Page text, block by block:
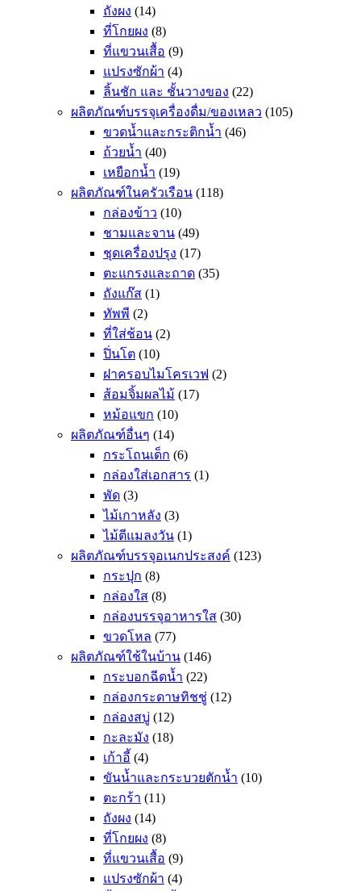
ถังผง (14)
ที่โกยผง (8)
ที่แขวนเสื้อ (9)
แปรงซักผ้า (4)
ลิ้นชัก และ ชั้นวางของ (22)
ผลิตภัณฑ์บรรจุเครื่องดื่ม/ของเหลว (105)
ขวดน้ำและกระติกน้ำ (46)
ถ้วยน้ำ (40)
เหยือกน้ำ (19)
ผลิตภัณฑ์ในครัวเรือน (118)
กล่องข้าว (10)
ชามและจาน (49)
ชุดเครื่องปรุง (17)
ตะแกรงและถาด (35)
ถังแก๊ส (1)
ทัพพี (2)
ที่ใส่ช้อน (2)
ปิ่นโต (10)
ฝาครอบไมโครเวฟ (2)
ส้อมจิ้มผลไม้ (17)
หม้อแขก (10)
ผลิตภัณฑ์อื่นๆ (14)
กระโถนเด็ก (6)
กล่องใส่เอกสาร (1)
พัด (3)
ไม้เกาหลัง (3)
ไม้ตีแมลงวัน (1)
ผลิตภัณฑ์บรรจุอเนกประสงค์ (123)
กระปุก (8)
กล่องใส (8)
กล่องบรรจุอาหารใส (30)
ขวดโหล (77)
ผลิตภัณฑ์ใช้ในบ้าน (146)
กระบอกฉีดน้ำ (22)
กล่องกระดาษทิชชู่ (12)
กล่องสบู่ (12)
กะละมัง (18)
เก้าอี้ (4)
ขันน้ำและกระบวยตักน้ำ (10)
ตะกร้า (11)
ถังผง (14)
ที่โกยผง (8)
ที่แขวนเสื้อ (9)
แปรงซักผ้า (4)